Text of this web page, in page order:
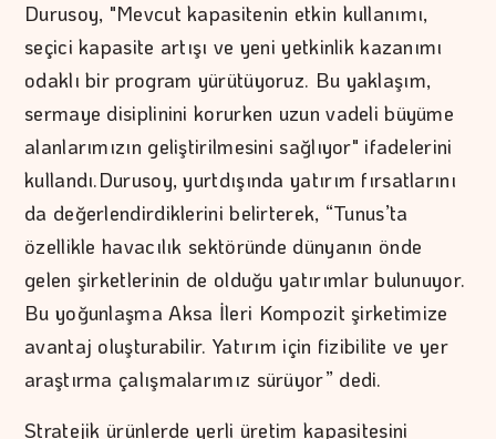
Durusoy, "Mevcut kapasitenin etkin kullanımı,
seçici kapasite artışı ve yeni yetkinlik kazanımı
odaklı bir program yürütüyoruz. Bu yaklaşım,
sermaye disiplinini korurken uzun vadeli büyüme
alanlarımızın geliştirilmesini sağlıyor" ifadelerini
kullandı.Durusoy, yurtdışında yatırım fırsatlarını
da değerlendirdiklerini belirterek, “Tunus’ta
özellikle havacılık sektöründe dünyanın önde
gelen şirketlerinin de olduğu yatırımlar bulunuyor.
Bu yoğunlaşma Aksa İleri Kompozit şirketimize
avantaj oluşturabilir. Yatırım için fizibilite ve yer
araştırma çalışmalarımız sürüyor” dedi.
Stratejik ürünlerde yerli üretim kapasitesini